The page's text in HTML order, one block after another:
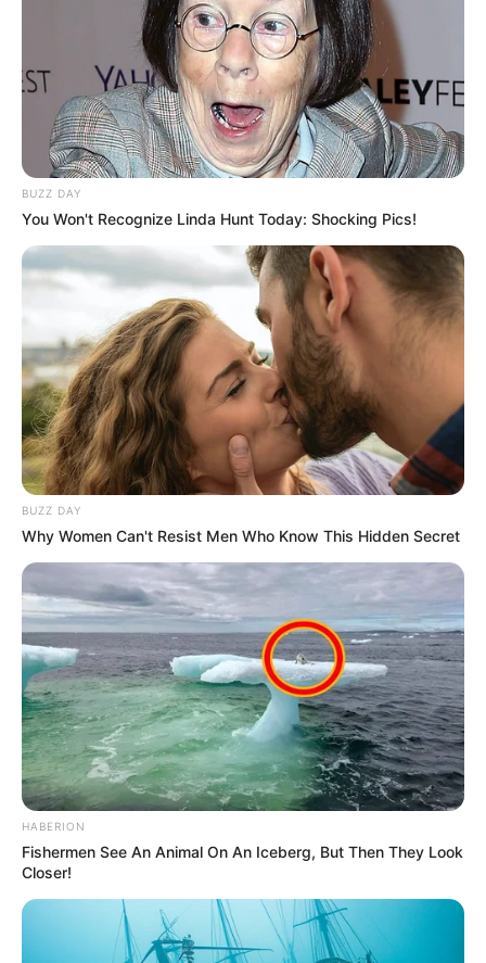
BUZZ DAY
You Won't Recognize Linda Hunt Today: Shocking Pics!
BUZZ DAY
Why Women Can't Resist Men Who Know This Hidden Secret
HABERION
Fishermen See An Animal On An Iceberg, But Then They Look
Closer!